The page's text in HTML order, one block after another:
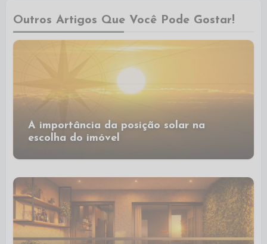
Outros Artigos Que Você Pode Gostar!
A importância da posição solar na
escolha do imóvel